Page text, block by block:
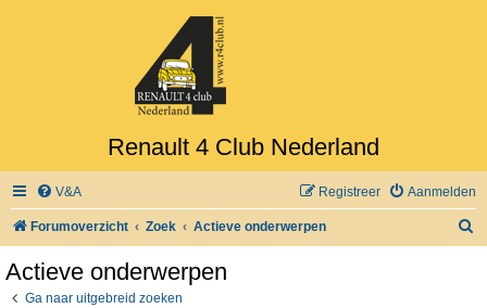
Renault 4 Club Nederland
V&A Aanmelden
Registreer
Forumoverzicht Zoek Actieve onderwerpen
Actieve onderwerpen
Ga naar uitgebreid zoeken